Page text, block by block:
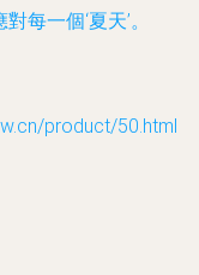
每一個‘夏天’。
product/50.html